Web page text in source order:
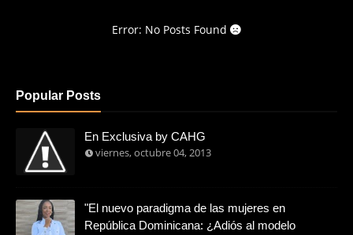
Error: No Posts Found
Popular Posts
En Exclusiva by CAHG
viernes, octubre 04, 2013
"El nuevo paradigma de las mujeres en
República Dominicana: ¿Adiós al modelo